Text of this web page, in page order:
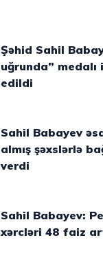
Şəhid Sahil Babayev “Vətən
uğrunda”
edildi
Sahil Babayev əsassız pensiya
almış şəxslərlə
verdi
Sahil Babayev: Pensiya
xərcləri 48 faiz